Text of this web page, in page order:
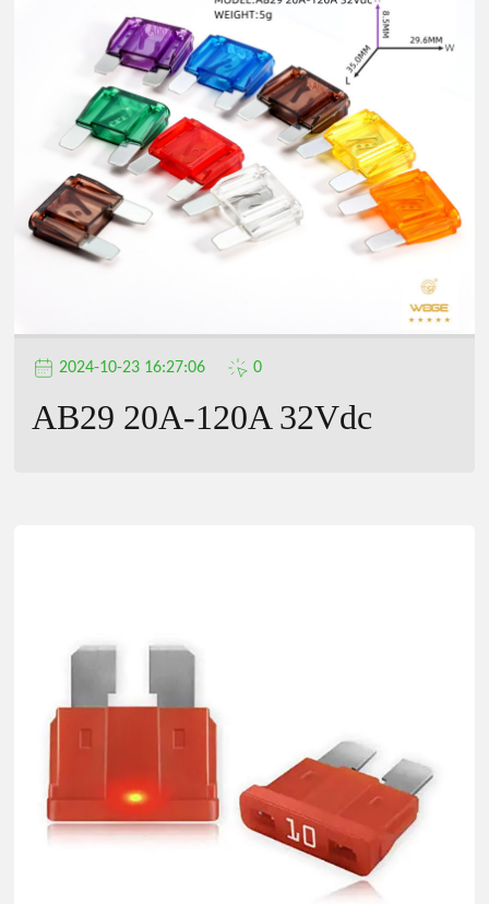
司
2024-10-23 16:27:06 0
AB29 20A-120A 32Vdc